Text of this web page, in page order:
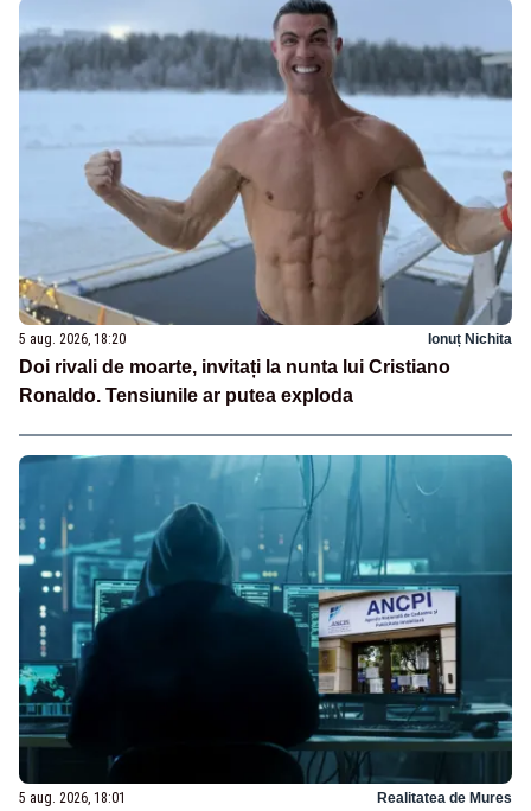
5 aug. 2026, 18:20 Ionuț Nichita
Doi rivali de moarte, invitați la nunta lui Cristiano
Ronaldo. Tensiunile ar putea exploda
5 aug. 2026, 18:01 Realitatea de Mures